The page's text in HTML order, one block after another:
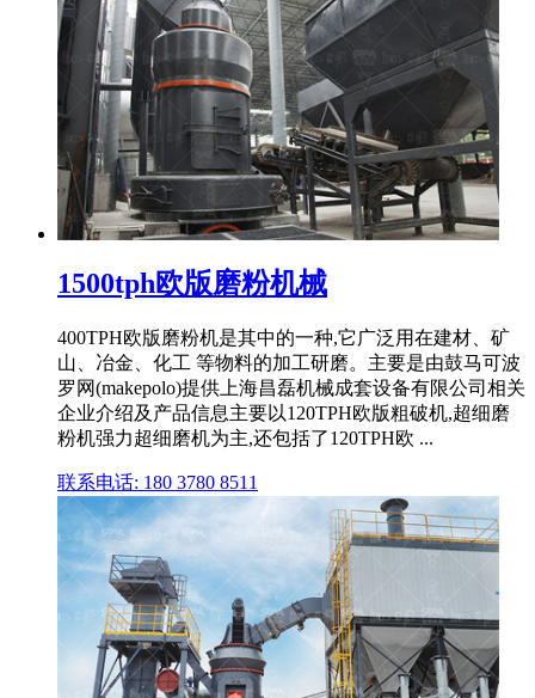
1500tph欧版磨粉机械
400TPH欧版磨粉机是其中的一种,它广泛用在建材、矿
山、冶金、化工 等物料的加工研磨。主要是由鼓马可波
罗网(makepolo)提供上海昌磊机械成套设备有限公司相关
企业介绍及产品信息主要以120TPH欧版粗破机,超细磨
粉机强力超细磨机为主,还包括了120TPH欧 ...
联系电话: 180 3780 8511